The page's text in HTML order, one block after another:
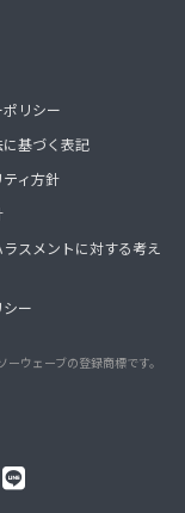
リシー
基づく表記
ィ方針
スメントに対する考え
ー
ーウェーブの登録商標です。